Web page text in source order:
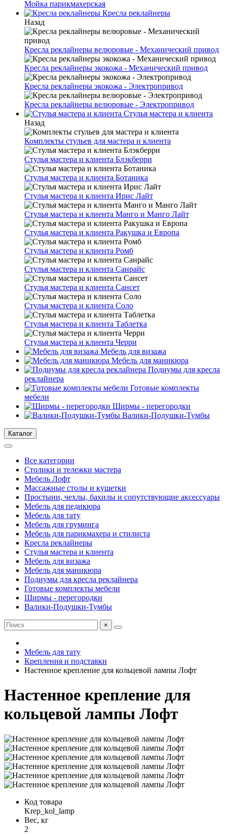
Мойка парикмахерская
Кресла реклайнеры
Назад
Кресла реклайнеры велюровые - Механический привод
Кресла реклайнеры экокожа - Механический привод
Кресла реклайнеры экокожа - Электропривод
Кресла реклайнеры велюровые - Электропривод
Стулья мастера и клиента
Назад
Комплекты стульев для мастера и клиента
Стулья мастера и клиента Блэкберри
Стулья мастера и клиента Ботаника
Стулья мастера и клиента Ирис Лайт
Стулья мастера и клиента Манго и Манго Лайт
Стулья мастера и клиента Ракушка и Европа
Стулья мастера и клиента Ромб
Стулья мастера и клиента Санрайс
Стулья мастера и клиента Сансет
Стулья мастера и клиента Соло
Стулья мастера и клиента Таблетка
Стулья мастера и клиента Черри
Мебель для визажа
Мебель для маникюра
Подиумы для кресла
реклайнера
Готовые комплекты
мебели
Ширмы - перегородки
Валики-Подушки-Тумбы
Каталог
Все категории
Столики и тележки мастера
Мебель Лофт
Массажные столы и кушетки
Простыни, чехлы, бахилы и сопутствующие аксессуары
Мебель для педикюра
Мебель для тату
Мебель для груминга
Мебель для парикмахера и стилиста
Кресла реклайнеры
Стулья мастера и клиента
Мебель для визажа
Мебель для маникюра
Подиумы для кресла реклайнера
Готовые комплекты мебели
Ширмы - перегородки
Валики-Подушки-Тумбы
×
Мебель для тату
Крепления и подставки
Настенное крепление для кольцевой лампы Лофт
Настенное крепление для
кольцевой лампы Лофт
Код товара
Krep_kol_lamp
Вес, кг
2